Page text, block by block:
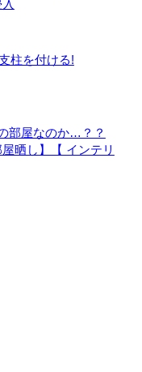
柱を付ける!
部屋なのか…？？
晒し】【 インテリ